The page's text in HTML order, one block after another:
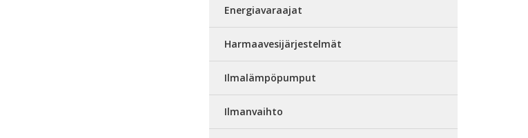
Energiavaraajat
Harmaavesijärjestelmät
Ilmalämpöpumput
Ilmanvaihto